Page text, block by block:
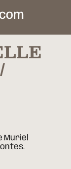
Muriel